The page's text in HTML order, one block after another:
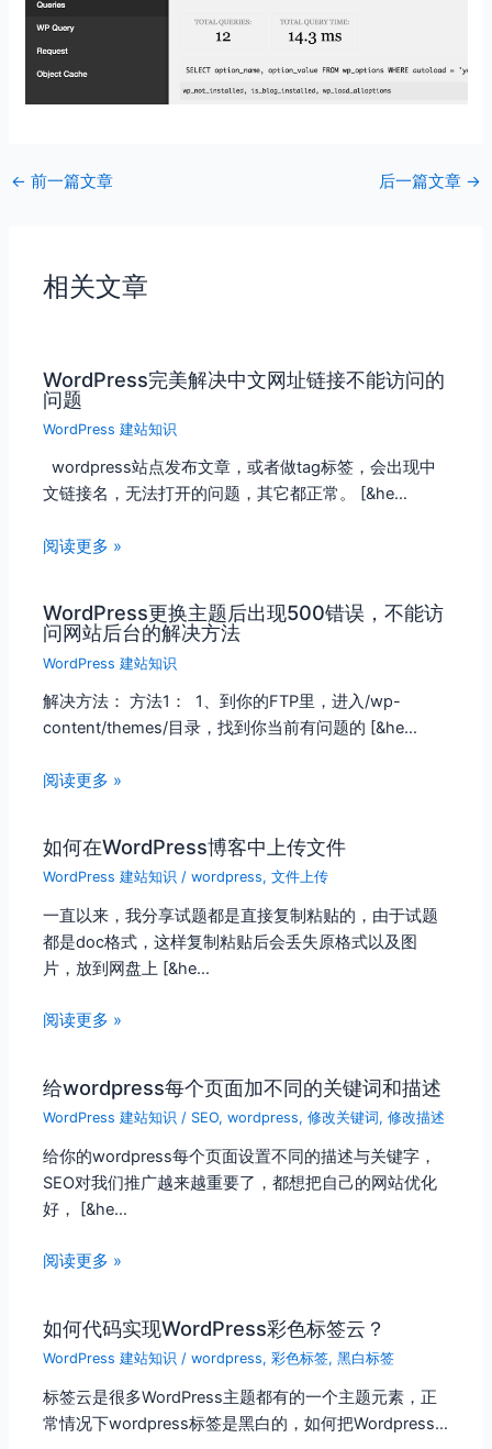
← 前一篇文章 后一篇文章 →
相关文章
WordPress完美解决中文网址链接不能访问的
问题
WordPress 建站知识
wordpress站点发布文章，或者做tag标签，会出现中
文链接名，无法打开的问题，其它都正常。 [&he…
阅读更多 »
WordPress更换主题后出现500错误，不能访
问网站后台的解决方法
WordPress 建站知识
解决方法： 方法1： 1、到你的FTP里，进入/wp-
content/themes/目录，找到你当前有问题的 [&he…
阅读更多 »
如何在WordPress博客中上传文件
WordPress 建站知识 /wordpress,文件上传
一直以来，我分享试题都是直接复制粘贴的，由于试题
都是doc格式，这样复制粘贴后会丢失原格式以及图
片，放到网盘上 [&he…
阅读更多 »
给wordpress每个页面加不同的关键词和描述
WordPress 建站知识 / SEO,wordpress,修改关键词 ,修改描述
给你的wordpress每个页面设置不同的描述与关键字，
SEO对我们推广越来越重要了，都想把自己的网站优化
好， [&he…
阅读更多 »
如何代码实现WordPress彩色标签云？
WordPress 建站知识 /wordpress,彩色标签,黑白标签
标签云是很多WordPress主题都有的一个主题元素，正
常情况下wordpress标签是黑白的，如何把Wordpress…